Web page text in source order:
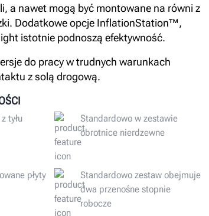
a nawet mogą być montowane na równi z
Dodatkowe opcje InflationStation™,
istotnie podnoszą efektywność.
do pracy w trudnych warunkach
z solą drogową.
tyłu
Standardowo w zestawie
obrotnice nierdzewne
płyty
Standardowo zestaw obejmuje
dwa przenośne stopnie
robocze